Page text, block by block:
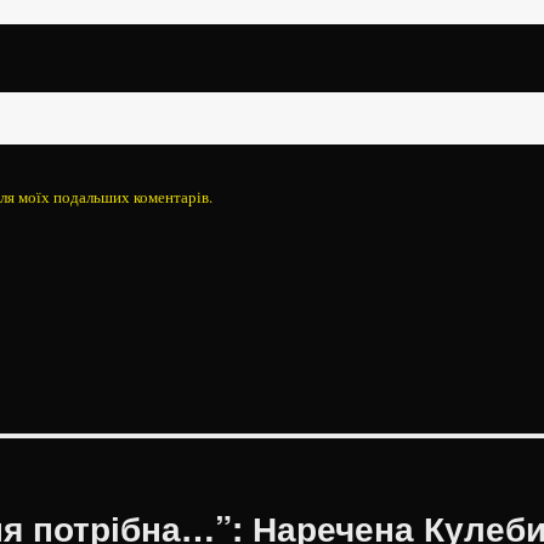
моїх подальших коментарів.
потрібна…”: Наречена